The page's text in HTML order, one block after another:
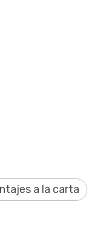
a la carta